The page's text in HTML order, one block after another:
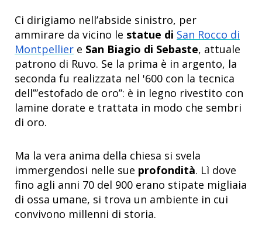
Ci dirigiamo nell’abside sinistro, per
ammirare da vicino le statue di San Rocco di
Montpellier e San Biagio di Sebaste, attuale
patrono di Ruvo. Se la prima è in argento, la
seconda fu realizzata nel '600 con la tecnica
dell’”estofado de oro”: è in legno rivestito con
lamine dorate e trattata in modo che sembri
di oro.
Ma la vera anima della chiesa si svela
immergendosi nelle sue profondità. Lì dove
fino agli anni 70 del 900 erano stipate migliaia
di ossa umane, si trova un ambiente in cui
convivono millenni di storia.